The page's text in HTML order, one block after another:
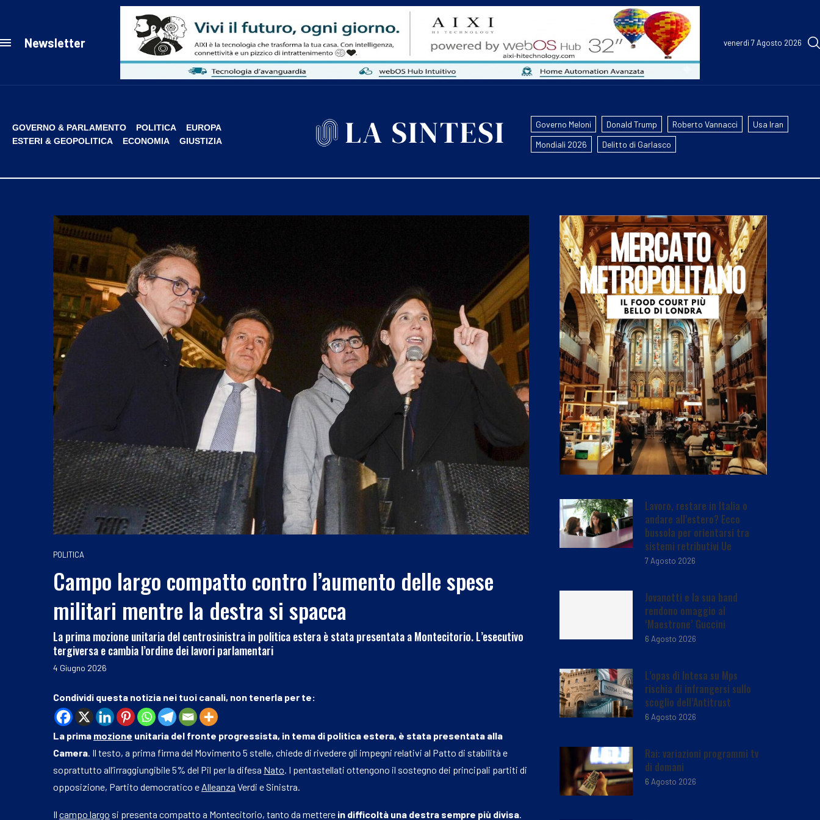
Newsletter venerdì 7 Agosto 2026
GOVERNO & PARLAMENTO POLITICA
EUROPA
ESTERI & GEOPOLITICA
ECONOMIA GIUSTIZIA
Governo Meloni Donald Trump Roberto Vannacci
Usa Iran
Mondiali 2026
Delitto di Garlasco
POLITICA
Campo largo compatto contro l’aumento delle spese
militari mentre la destra si spacca
La prima mozione unitaria del centrosinistra in politica estera è stata presentata a Montecitorio. L’esecutivo
tergiversa e cambia l’ordine dei lavori parlamentari
4 Giugno 2026
Condividi questa notizia nei tuoi canali, non tenerla per te:
La prima mozione unitaria del fronte progressista, in tema di politica estera, è stata presentata alla
Camera. Il testo, a prima firma del Movimento 5 stelle, chiede di rivedere gli impegni relativi al Patto di stabilità e
soprattutto all’irraggiungibile 5% del Pil per la difesa Nato. I pentastellati ottengono il sostegno dei principali partiti di
opposizione, Partito democratico e Alleanza Verdi e Sinistra.
Il campo largo si presenta compatto a Montecitorio, tanto da mettere in difficoltà una destra sempre più divisa.
Lavoro, restare in Italia o
andare all’estero? Ecco
bussola per orientarsi tra
sistemi retributivi Ue
7 Agosto 2026
Jovanotti e la sua band
rendono omaggio al
‘Maestrone’ Guccini
6 Agosto 2026
L’opas di Intesa su Mps
rischia di infrangersi sullo
scoglio dell’Antitrust
6 Agosto 2026
Rai: variazioni programmi tv
di domani
6 Agosto 2026